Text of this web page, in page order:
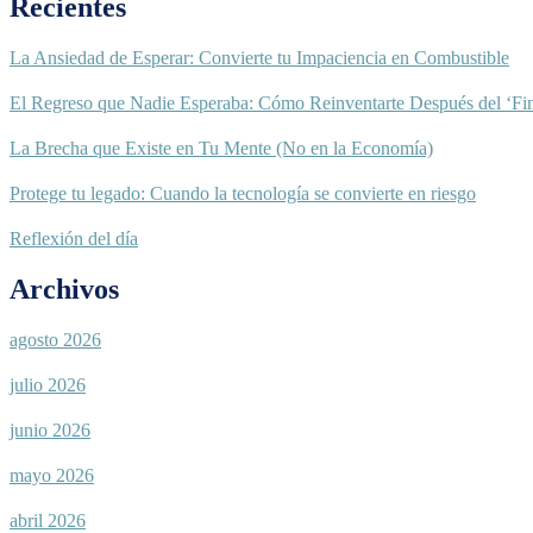
Recientes
La Ansiedad de Esperar: Convierte tu Impaciencia en Combustible
El Regreso que Nadie Esperaba: Cómo Reinventarte Después del
La Brecha que Existe en Tu Mente (No en la Economía)
Protege tu legado: Cuando la tecnología se convierte en riesgo
Reflexión del día
Archivos
agosto 2026
julio 2026
junio 2026
mayo 2026
abril 2026